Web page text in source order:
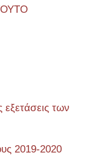
εξετάσεις των
2019-2020